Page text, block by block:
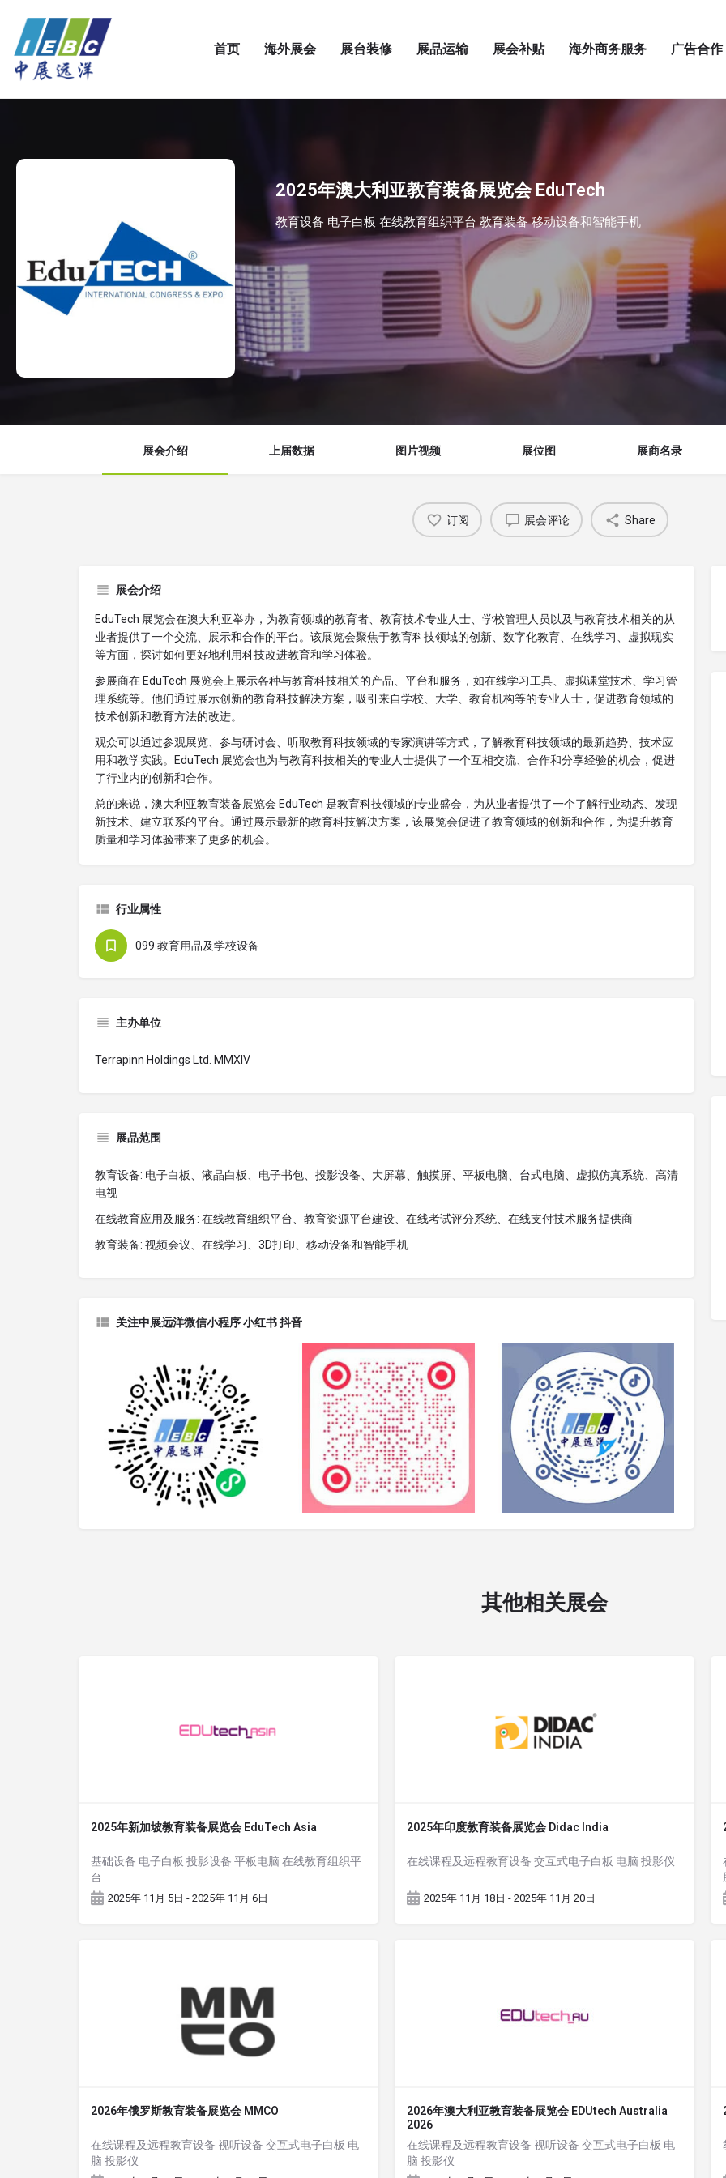
首页 海外展会 展台装修 展品运输 展会补贴 海外商务服务 广告合作
2025年澳大利亚教育装备展览会 EduTech
教育设备 电子白板 在线教育组织平台 教育装备 移动设备和智能手机
展会介绍 上届数据 图片视频 展位图 展商名录
订阅 展会评论 Share
展会介绍
EduTech 展览会在澳大利亚举办，为教育领域的教育者、教育技术专业人士、学校管理人员以及与教育技术相关的从
业者提供了一个交流、展示和合作的平台。该展览会聚焦于教育科技领域的创新、数字化教育、在线学习、虚拟现实
等方面，探讨如何更好地利用科技改进教育和学习体验。
参展商在 EduTech 展览会上展示各种与教育科技相关的产品、平台和服务，如在线学习工具、虚拟课堂技术、学习管
理系统等。他们通过展示创新的教育科技解决方案，吸引来自学校、大学、教育机构等的专业人士，促进教育领域的
技术创新和教育方法的改进。
观众可以通过参观展览、参与研讨会、听取教育科技领域的专家演讲等方式，了解教育科技领域的最新趋势、技术应
用和教学实践。EduTech 展览会也为与教育科技相关的专业人士提供了一个互相交流、合作和分享经验的机会，促进
了行业内的创新和合作。
总的来说，澳大利亚教育装备展览会 EduTech 是教育科技领域的专业盛会，为从业者提供了一个了解行业动态、发现
新技术、建立联系的平台。通过展示最新的教育科技解决方案，该展览会促进了教育领域的创新和合作，为提升教育
质量和学习体验带来了更多的机会。
行业属性
099 教育用品及学校设备
主办单位
Terrapinn Holdings Ltd. MMXIV
展品范围
教育设备: 电子白板、液晶白板、电子书包、投影设备、大屏幕、触摸屏、平板电脑、台式电脑、虚拟仿真系统、高清
电视
在线教育应用及服务: 在线教育组织平台、教育资源平台建设、在线考试评分系统、在线支付技术服务提供商
教育装备: 视频会议、在线学习、3D打印、移动设备和智能手机
关注中展远洋微信小程序 小红书 抖音
其他相关展会
2025年新加坡教育装备展览会 EduTech Asia
基础设备 电子白板 投影设备 平板电脑 在线教育组织平
台
2025年 11月 5日 - 2025年 11月 6日
2025年印度教育装备展览会 Didac India
在线课程及远程教育设备 交互式电子白板 电脑 投影仪
2025年 11月 18日 - 2025年 11月 20日
2026年俄罗斯教育装备展览会 MMCO
在线课程及远程教育设备 视听设备 交互式电子白板 电
脑 投影仪
2026年澳大利亚教育装备展览会 EDUtech Australia
2026
在线课程及远程教育设备 视听设备 交互式电子白板 电
脑 投影仪